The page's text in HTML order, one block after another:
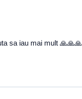
sa iau mai mult 🙏🙏🙏